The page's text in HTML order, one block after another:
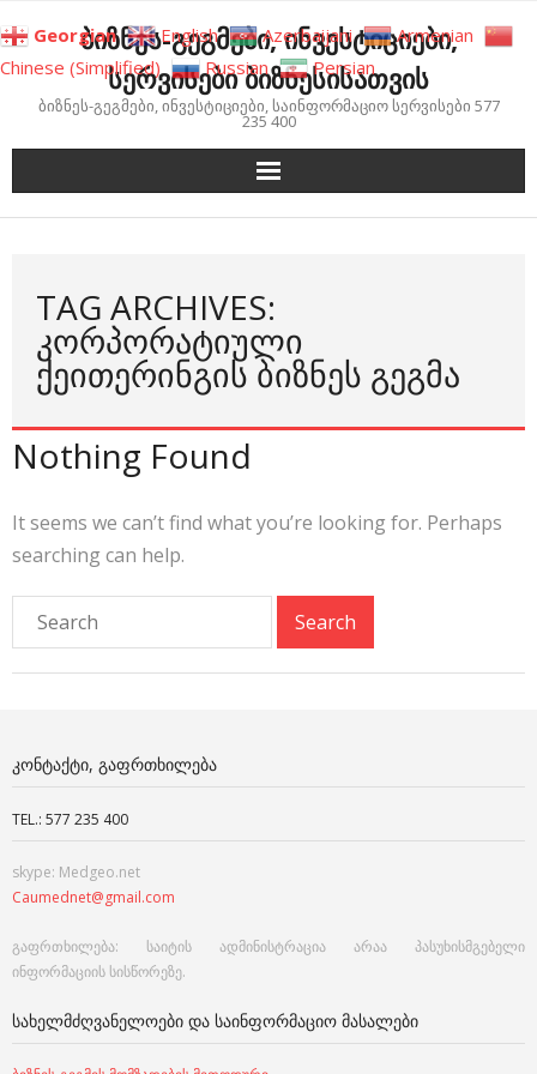
to
content
ბიზნეს-გეგმები, ინვესტიციები,
სერვისები ბიზნესისათვის
ბიზნეს-გეგმები, ინვესტიციები, საინფორმაციო სერვისები 577
235 400
TAG ARCHIVES:
ᲙᲝᲠᲞᲝᲠᲐᲢᲘᲣᲚᲘ
ᲥᲔᲘᲗᲔᲠᲘᲜᲒᲘᲡ ᲑᲘᲖᲜᲔᲡ ᲒᲔᲒᲛᲐ
Nothing Found
It seems we can’t find what you’re looking for. Perhaps
searching can help.
ᲙᲝᲜᲢᲐᲥᲢᲘ, ᲒᲐᲤᲠᲗᲮᲘᲚᲔᲑᲐ
TEL.: 577 235 400
skype: Medgeo.net
Caumednet@gmail.com
გაფრთხილება: საიტის ადმინისტრაცია არაა პასუხისმგებელი
ინფორმაციის სისწორეზე.
ᲡᲐᲮᲔᲚᲛᲫᲦᲕᲐᲜᲔᲚᲝᲔᲑᲘ ᲓᲐ ᲡᲐᲘᲜᲤᲝᲠᲛᲐᲪᲘᲝ ᲛᲐᲡᲐᲚᲔᲑᲘ
Georgian English Azerbaijani
Armenian
Chinese (Simplified)
Russian Persian